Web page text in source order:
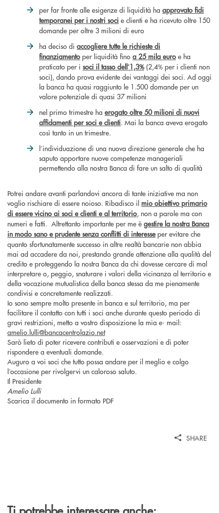
per far fronte alle esigenze di liquidità ha approvato fidi
temporanei per i nostri soci e clienti e ha ricevuto oltre 150
domande per oltre 3 milioni di euro
ha deciso di accogliere tutte le richieste di
finanziamento per liquidità fino a 25 mila euro e ha
praticato per i soci il tasso dell’1,3% (2,4% per i clienti non
soci), dando prova evidente dei vantaggi dei soci. Ad oggi
la banca ha quasi raggiunto le 1.500 domande per un
valore potenziale di quasi 37 milioni
nel primo trimestre ha erogato oltre 50 milioni di nuovi
affidamenti per soci e clienti. Mai la banca aveva erogato
così tanto in un trimestre.
l’individuazione di una nuova direzione generale che ha
saputo apportare nuove competenze manageriali
permettendo alla nostra Banca di fare un salto di qualità
Potrei andare avanti parlandovi ancora di tante iniziative ma non
voglio rischiare di essere noioso. Ribadisco il mio obiettivo primario
di essere vicino ai soci e clienti e al territorio, non a parole ma con
numeri e fatti. Altrettanto importante per me è gestire la nostra Banca
in modo sano e prudente senza conflitti di interesse per evitare che
quanto sfortunatamente successo in altre realtà bancarie non abbia
mai ad accadere da noi, prestando grande attenzione alla qualità del
credito e proteggendo la nostra Banca da chi dovesse cercare di mal
interpretare o, peggio, snaturare i valori della vicinanza al territorio e
della vocazione mutualistica della banca stessa da me pienamente
condivisi e concretamente realizzati.
Io sono sempre molto presente in banca e sul territorio, ma per
facilitare il contatto con tutti i soci anche durante questo periodo di
gravi restrizioni, metto a vostro disposizione la mia e- mail:
amelio.lulli@bancacentrolazio.net
Sarò lieto di poter ricevere contributi e osservazioni e di poter
rispondere a eventuali domande.
Auguro a voi soci che tutto possa andare per il meglio e colgo
l’occasione per rivolgervi un caloroso saluto.
Il Presidente
Amelio Lulli
Scarica il documento in formato PDF
SHARE